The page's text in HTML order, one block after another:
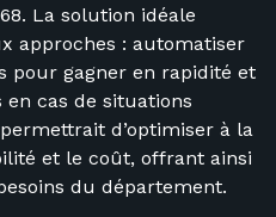
La solution idéale
approches : automatiser
pour gagner en rapidité et
cas de situations
d’optimiser à la
et le coût, offrant ainsi
du département.